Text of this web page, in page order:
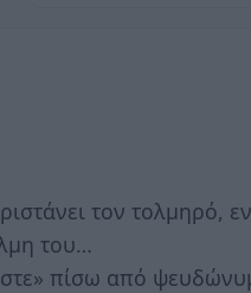
τον τολμηρό,
του…
πίσω από